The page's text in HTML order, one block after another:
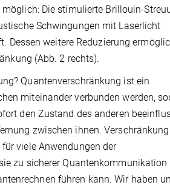
Die stimulierte Brillouin-
Schwingungen mit Laserlicht
Dessen weitere Reduzierung
(Abb. 2 rechts).
Quantenverschränkung ist ein
miteinander verbunden werden,
den Zustand des anderen
zwischen ihnen.
viele Anwendungen der
zu sicherer Quantenkommunikation
führen kann. Wir haben